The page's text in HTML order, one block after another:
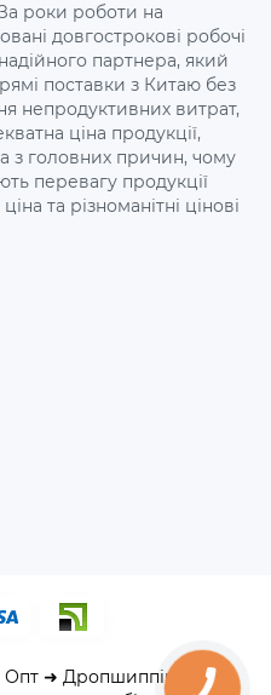
За роки роботи на
довгострокові робочі
партнера, який
поставки з Китаю без
непродуктивних витрат,
ціна продукції,
з головних причин, чому
перевагу продукції
та різноманітні цінові
Опт ➜ Дропшиппінг ➜